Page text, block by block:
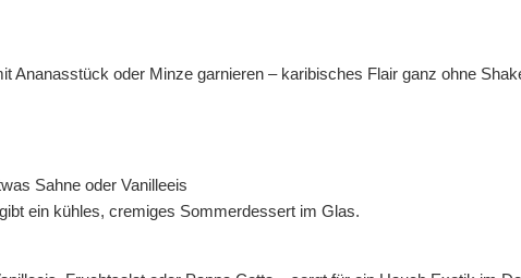
Ananasstück oder Minze garnieren – karibisches Flair ganz ohne
Sahne oder Vanilleeis
ein kühles, cremiges Sommerdessert im Glas.